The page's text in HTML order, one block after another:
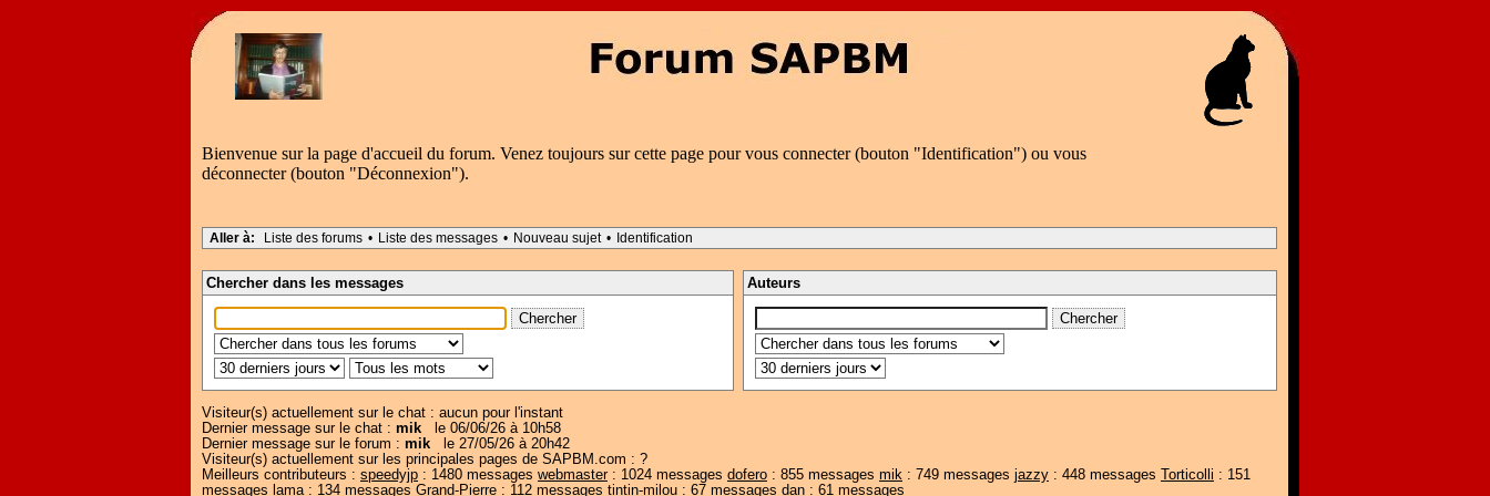
Bienvenue sur la page d'accueil du forum. Venez toujours sur cette page pour vous connecter (bouton "Identification") ou vous
déconnecter (bouton "Déconnexion").
Aller à: Liste des forums • Liste des messages • Nouveau sujet • Identification
Chercher dans les messages Auteurs
Visiteur(s) actuellement sur le chat : aucun pour l'instant
Dernier message sur le chat : mik le 06/06/26 à 10h58
Dernier message sur le forum : mik le 27/05/26 à 20h42
Visiteur(s) actuellement sur les principales pages de SAPBM.com : ?
Meilleurs contributeurs : speedyjp : 1480 messages webmaster: 1024 messages dofero : 855 messages mik : 749 messages jazzy : 448 messages Torticolli : 151
messages lama : 134 messages Grand-Pierre : 112 messages tintin-milou : 67 messages dan : 61 messages